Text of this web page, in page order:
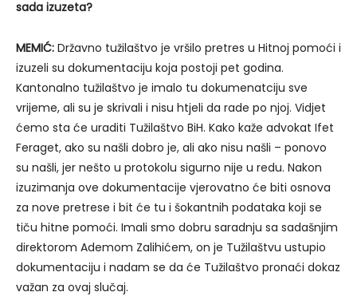
sada izuzeta?
MEMIĆ: Državno tužilaštvo je vršilo pretres u Hitnoj pomoći i
izuzeli su dokumentaciju koja postoji pet godina.
Kantonalno tužilaštvo je imalo tu dokumenatciju sve
vrijeme, ali su je skrivali i nisu htjeli da rade po njoj. Vidjet
ćemo sta će uraditi Tužilaštvo BiH. Kako kaže advokat Ifet
Feraget, ako su našli dobro je, ali ako nisu našli – ponovo
su našli, jer nešto u protokolu sigurno nije u redu. Nakon
izuzimanja ove dokumentacije vjerovatno će biti osnova
za nove pretrese i bit će tu i šokantnih podataka koji se
tiču hitne pomoći. Imali smo dobru saradnju sa sadašnjim
direktorom Ademom Zalihićem, on je Tužilaštvu ustupio
dokumentaciju i nadam se da će Tužilaštvo pronaći dokaz
važan za ovaj slučaj.